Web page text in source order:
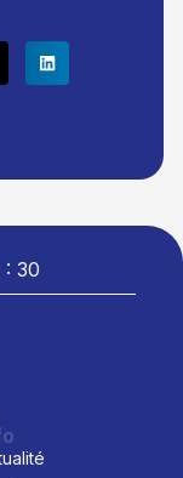
: 30